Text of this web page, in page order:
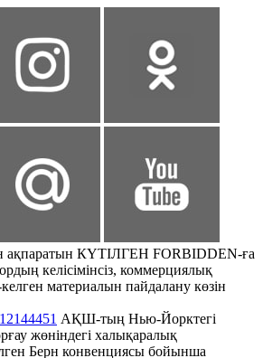
ақпаратын КҮТІЛГЕН FORBIDDEN-ға
келісімінсіз, коммерциялық
материалын пайдалану көзін
АҚШ-тың Нью-Йорктегі
жөніндегі халықаралық
Берн конвенциясы бойынша